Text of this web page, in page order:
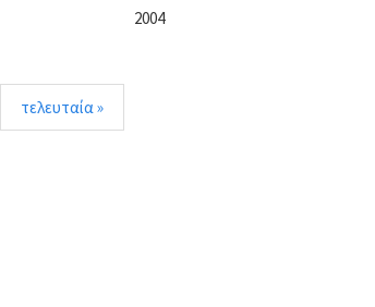
2004
τελευταία »